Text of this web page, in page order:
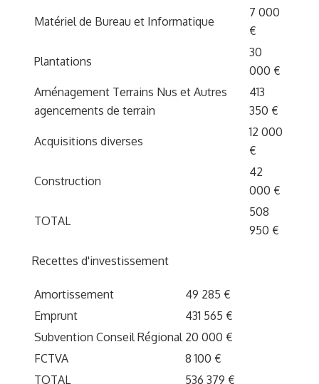
Matériel de Bureau et Informatique
7 000
€
Plantations
30
000 €
Aménagement Terrains Nus et Autres
agencements de terrain
413
350 €
Acquisitions diverses
12 000
€
Construction
42
000 €
TOTAL
508
950 €
Recettes d'investissement
Amortissement
49 285 €
Emprunt
431 565 €
Subvention Conseil Régional 20 000 €
FCTVA
8 100 €
TOTAL
536 379 €